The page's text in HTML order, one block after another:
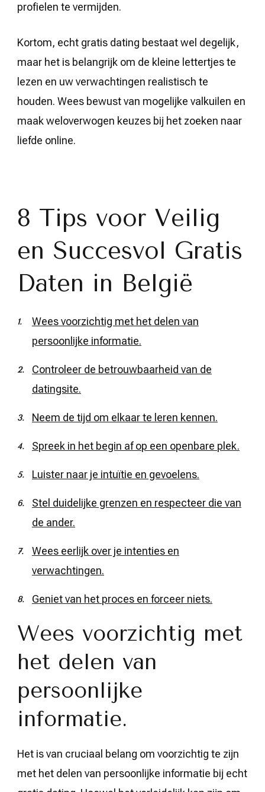
profielen te vermijden.
Kortom, echt gratis dating bestaat wel degelijk,
maar het is belangrijk om de kleine lettertjes te
lezen en uw verwachtingen realistisch te
houden. Wees bewust van mogelijke valkuilen en
maak weloverwogen keuzes bij het zoeken naar
liefde online.
8 Tips voor Veilig
en Succesvol Gratis
Daten in België
Wees voorzichtig met het delen van
persoonlijke informatie.
Controleer de betrouwbaarheid van de
datingsite.
Neem de tijd om elkaar te leren kennen.
Spreek in het begin af op een openbare plek.
Luister naar je intuïtie en gevoelens.
Stel duidelijke grenzen en respecteer die van
de ander.
Wees eerlijk over je intenties en
verwachtingen.
Geniet van het proces en forceer niets.
Wees voorzichtig met
het delen van
persoonlijke
informatie.
Het is van cruciaal belang om voorzichtig te zijn
met het delen van persoonlijke informatie bij echt